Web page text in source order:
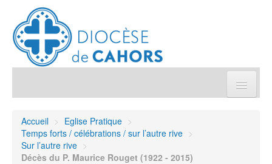
Démarches et sacrements
Accueil > Eglise Pratique >
Temps forts / célébrations / sur l’autre rive >
Sur l’autre rive >
Décès du P. Maurice Rouget (1922 - 2015)